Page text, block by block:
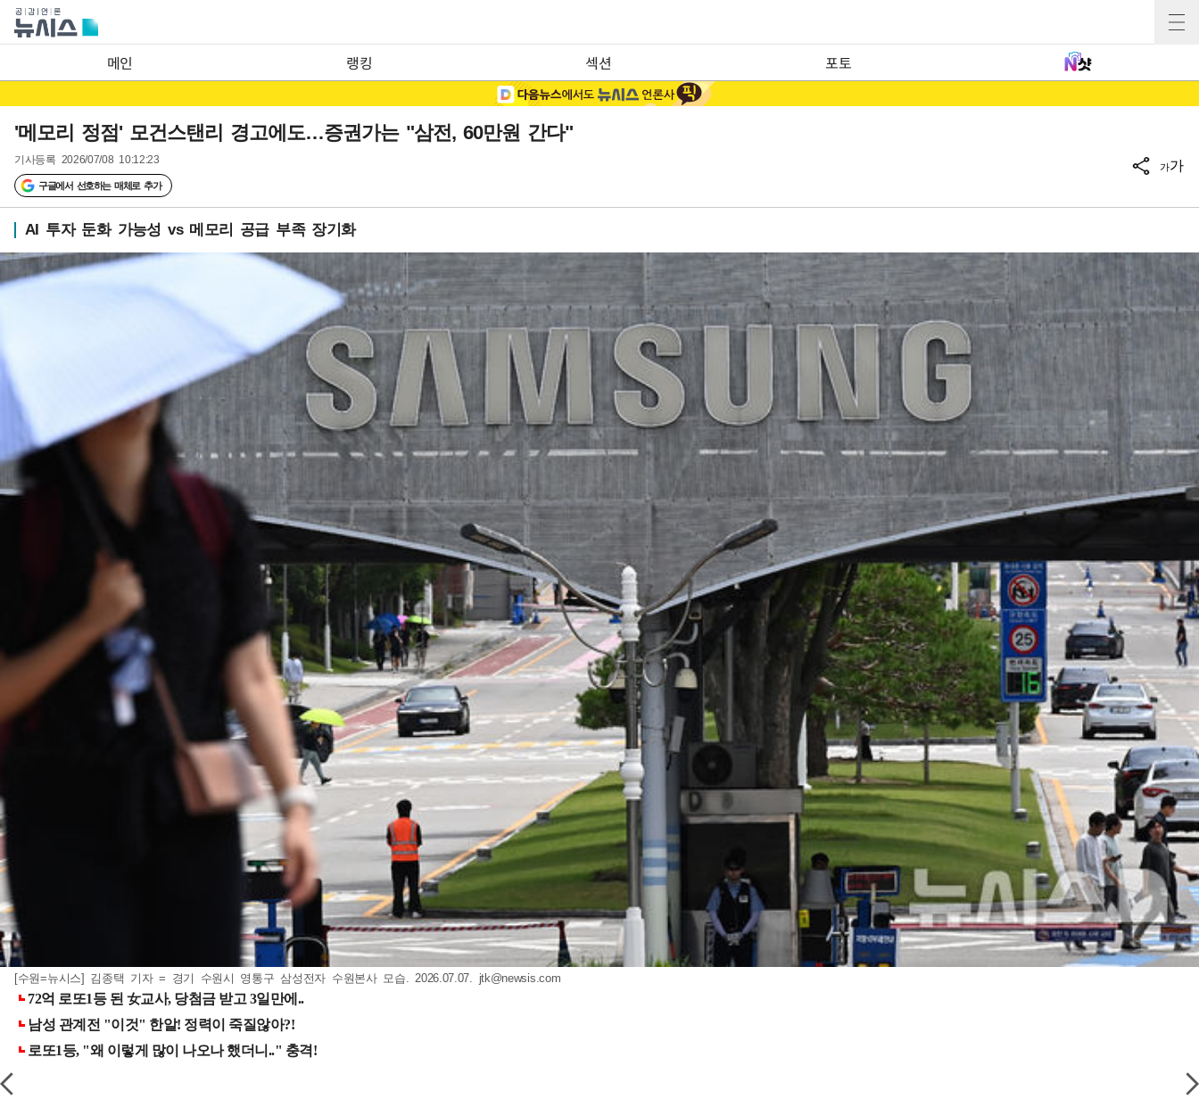
메인 랭킹 섹션 포토
'메모리 정점' 모건스탠리 경고에도…증권가는 "삼전, 60만원 간다"
기사등록 2026/07/08 10:12:23
구글에서 선호하는 매체로 추가
가가
AI 투자 둔화 가능성 vs 메모리 공급 부족 장기화
[수원=뉴시스] 김종택 기자 = 경기 수원시 영통구 삼성전자 수원본사 모습. 2026.07.07. jtk@newsis.com